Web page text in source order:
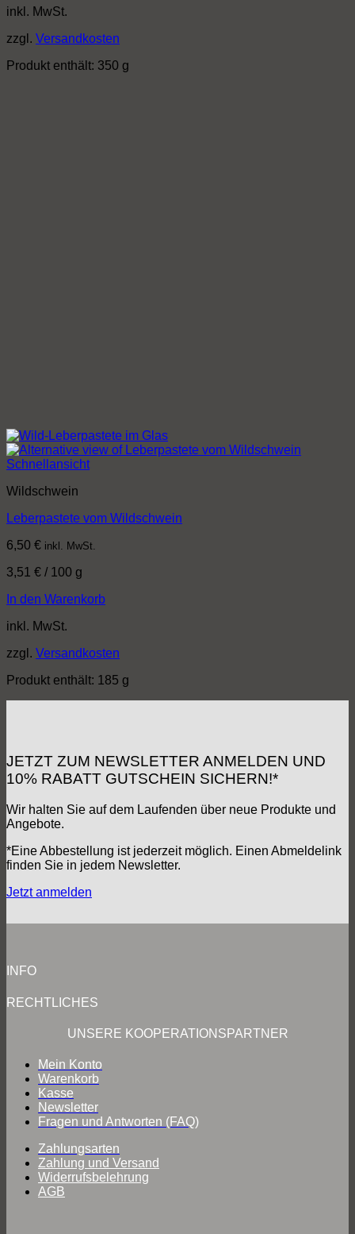
inkl. MwSt.
zzgl. Versandkosten
Produkt enthält: 350 g
Schnellansicht
Wildschwein
Leberpastete vom Wildschwein
6,50 € inkl. MwSt.
3,51 € / 100 g
In den Warenkorb
inkl. MwSt.
zzgl. Versandkosten
Produkt enthält: 185 g
JETZT ZUM NEWSLETTER ANMELDEN UND
10% RABATT GUTSCHEIN SICHERN!*
Wir halten Sie auf dem Laufenden über neue Produkte und
Angebote.
*Eine Abbestellung ist jederzeit möglich. Einen Abmeldelink
finden Sie in jedem Newsletter.
Jetzt anmelden
INFO
RECHTLICHES
UNSERE KOOPERATIONSPARTNER
Mein Konto
Warenkorb
Kasse
Newsletter
Fragen und Antworten (FAQ)
Zahlungsarten
Zahlung und Versand
Widerrufsbelehrung
AGB